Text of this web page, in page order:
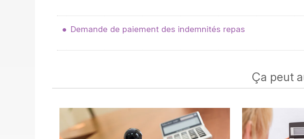
Demande de paiement des indemnités repas
Ça peut